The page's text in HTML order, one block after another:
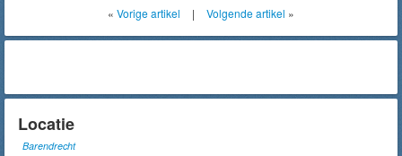
« Vorige artikel | Volgende artikel »
Locatie
Barendrecht